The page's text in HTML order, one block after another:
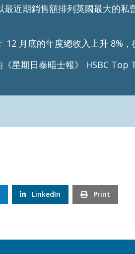
近期銷售額排列英國最大的
月底的年度總收入上升 8%，
星期日泰晤士報》 HSBC Top
LinkedIn Print